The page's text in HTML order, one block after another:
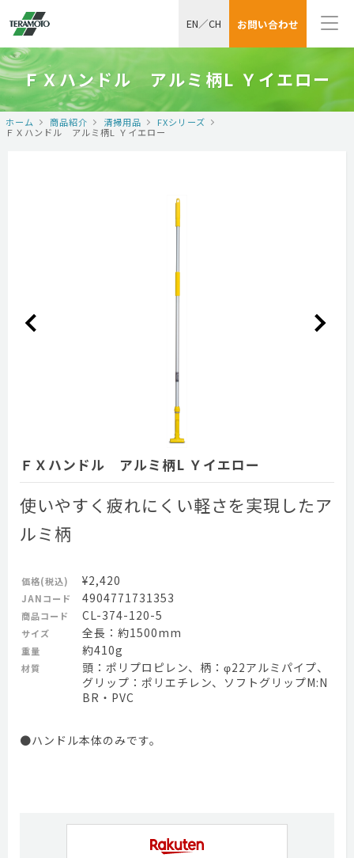
お問い合わせ
EN／CH
ＦＸハンドル アルミ柄L Ｙイエロー
ホーム 商品紹介 清掃用品
FXシリーズ
ＦＸハンドル アルミ柄L Ｙイエロー
ＦＸハンドル アルミ柄L Ｙイエロー
使いやすく疲れにくい軽さを実現したア
ルミ柄
価格(税込) ¥2,420
JANコード 4904771731353
商品コード CL-374-120-5
サイズ 全長：約1500mm
重量 約410g
材質
頭：ポリプロピレン、柄：φ22アルミパイプ、
グリップ：ポリエチレン、ソフトグリップM:N
BR・PVC
●ハンドル本体のみです。